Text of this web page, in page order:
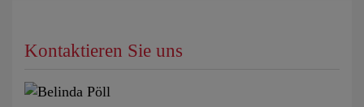
Kontaktieren Sie uns